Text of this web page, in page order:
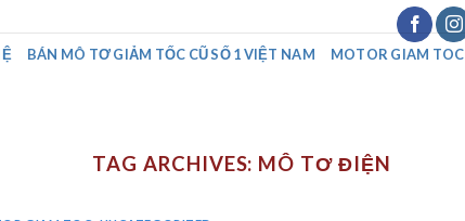
BÁN MÔ TƠ GIẢM TỐC CŨ SỐ 1 VIỆT NAM MOTOR GIAM TOC
TAG ARCHIVES: MÔ TƠ ĐIỆN